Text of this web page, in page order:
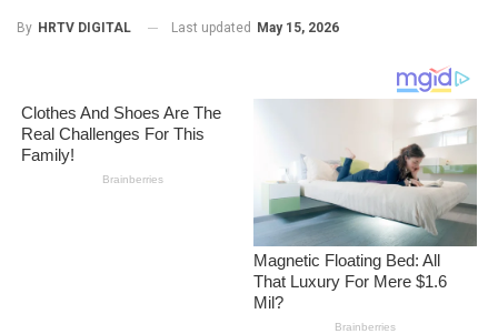
By HRTV DIGITAL Last updated May 15, 2026